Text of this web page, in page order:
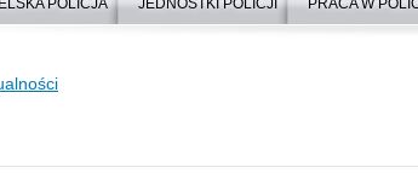
POLICJA JEDNOSTKI POLICJI PRACA W